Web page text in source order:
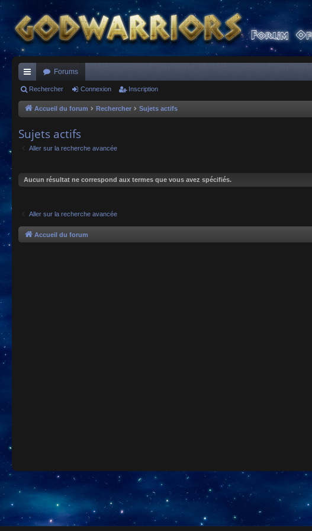
ac
co
Forums
Rechercher Connexion Inscription
Accueil du forum Rechercher Sujets actifs
Sujets actifs
Aller sur la recherche avancée
Aucun résultat ne correspond aux termes que vous avez spécifiés.
Aller sur la recherche avancée
Accueil du forum